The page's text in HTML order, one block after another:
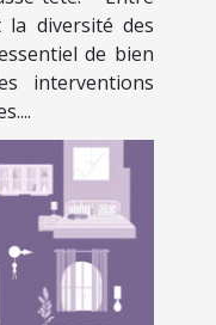
diversité des
de bien
interventions